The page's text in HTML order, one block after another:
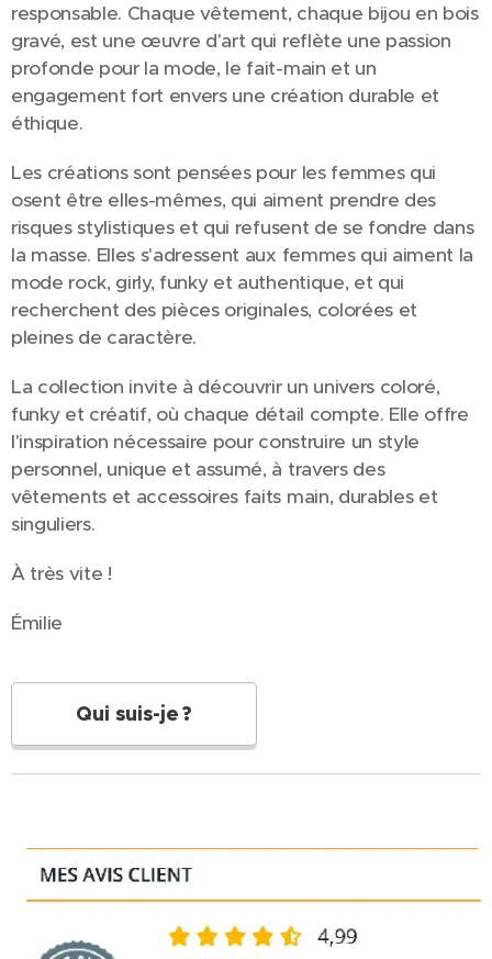
responsable. Chaque vêtement, chaque bijou en bois
gravé, est une œuvre d'art qui reflète une passion
profonde pour la mode, le fait-main et un
engagement fort envers une création durable et
éthique.
Les créations sont pensées pour les femmes qui
osent être elles-mêmes, qui aiment prendre des
risques stylistiques et qui refusent de se fondre dans
la masse. Elles s'adressent aux femmes qui aiment la
mode rock, girly, funky et authentique, et qui
recherchent des pièces originales, colorées et
pleines de caractère.
La collection invite à découvrir un univers coloré,
funky et créatif, où chaque détail compte. Elle offre
l'inspiration nécessaire pour construire un style
personnel, unique et assumé, à travers des
vêtements et accessoires faits main, durables et
singuliers.
À très vite !
Émilie
Qui suis-je ?